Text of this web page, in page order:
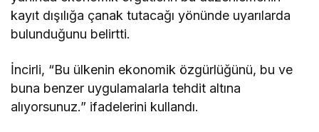
kayıt dışılığa çanak tutacağı yönünde uyarılarda
bulunduğunu belirtti.
İncirli, “Bu ülkenin ekonomik özgürlüğünü, bu ve
buna benzer uygulamalarla tehdit altına
alıyorsunuz.” ifadelerini kullandı.